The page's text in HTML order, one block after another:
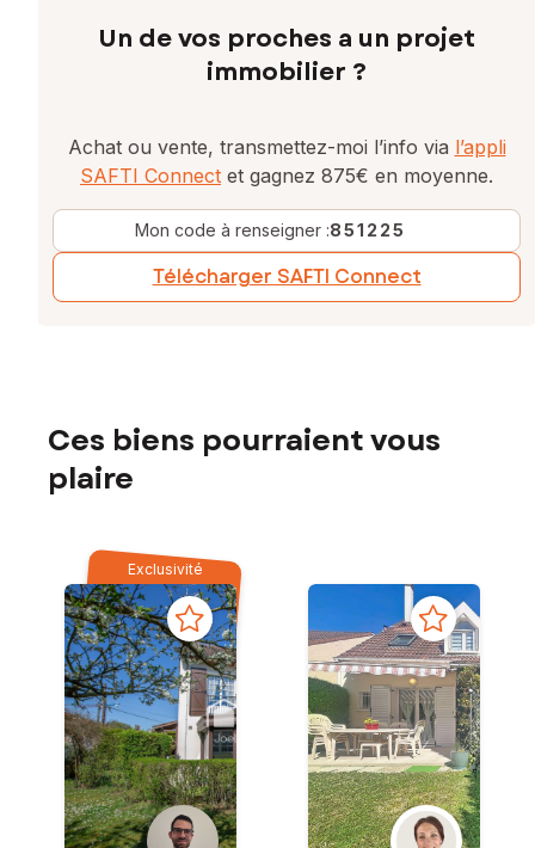
Un de vos proches a un projet
immobilier ?
Achat ou vente, transmettez-moi l’info via l’appli
SAFTI Connect et gagnez 875€ en moyenne.
Mon code à renseigner :851225
Télécharger SAFTI Connect
Ces biens pourraient vous
plaire
Exclusivité